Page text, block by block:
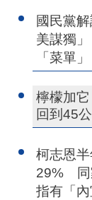
國民黨
美謀獨
「菜單」
檸檬加
回到45
柯志恩
29% 同
指有「